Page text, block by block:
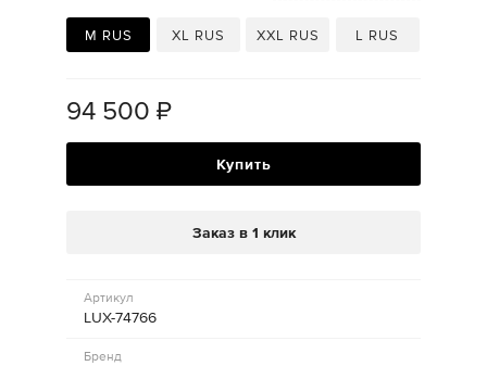
M RUS XL RUS XXL RUS L RUS
94 500 ₽
Купить
Заказ в 1 клик
Артикул
LUX-74766
Бренд